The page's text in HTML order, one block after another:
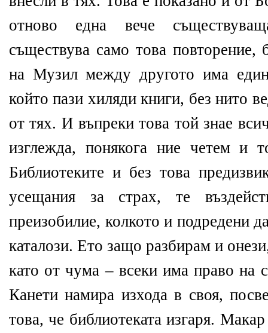
отново една вече
съществува само това повторение,
на Музил между другото има един
който пази хиляди книги, без нито
от тях. И въпреки това той знае
изглежда, понякога ние четем и
Библиотеките и без това
усещания за страх, те
преизобилие, колкото и подредени
каталози. Ето защо разбирам и
като от чума – всеки има право на
Канети намира изхода в своя,
това, че библиотеката изгаря.